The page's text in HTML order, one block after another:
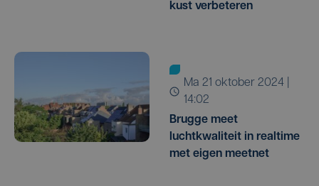
kust verbeteren
ma 21 oktober 2024 |
14:02
Brugge meet
luchtkwaliteit in realtime
met eigen meetnet